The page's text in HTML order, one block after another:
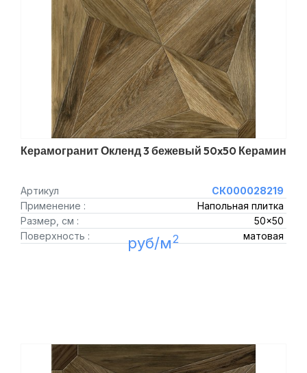
Керамогранит Окленд 3 бежевый 50x50 Керамин
Артикул
СК000028219
Применение :
Напольная плитка
Размер, см :
50x50
Поверхность :
матовая
руб/м2